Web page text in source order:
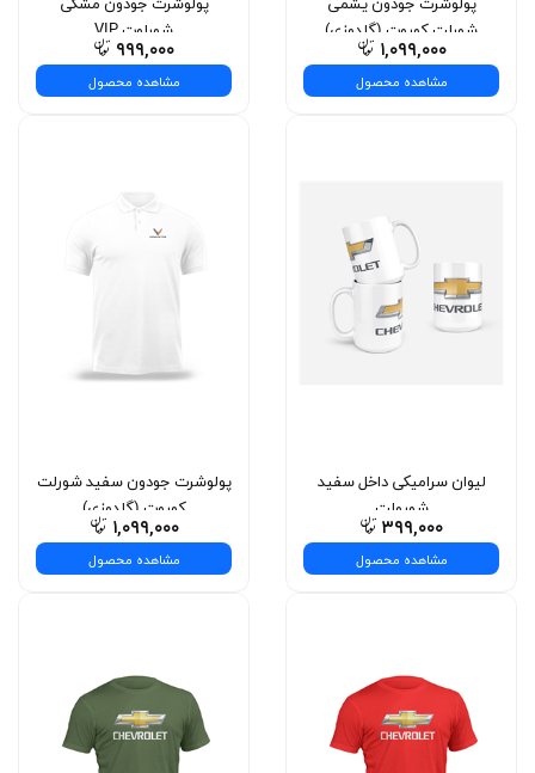
شورلوت VIP
۹۹۹,۰۰۰
مشاهده محصول
شورلت کوروت (گلدوزی)
۱,۰۹۹,۰۰۰
مشاهده محصول
پولوشرت جودون سفید شورلت
کوروت (گلدوزی)
۱,۰۹۹,۰۰۰
مشاهده محصول
لیوان سرامیکی داخل سفید
شورولت
۳۹۹,۰۰۰
مشاهده محصول